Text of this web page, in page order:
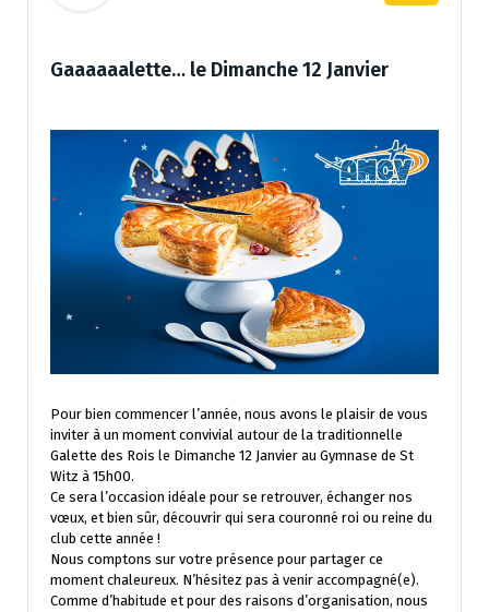
Gaaaaaalette… le Dimanche 12 Janvier
Pour bien commencer l’année, nous avons le plaisir de vous
inviter à un moment convivial autour de la traditionnelle
Galette des Rois le Dimanche 12 Janvier au Gymnase de St
Witz à 15h00.
Ce sera l’occasion idéale pour se retrouver, échanger nos
vœux, et bien sûr, découvrir qui sera couronné roi ou reine du
club cette année !
Nous comptons sur votre présence pour partager ce
moment chaleureux. N’hésitez pas à venir accompagné(e).
Comme d’habitude et pour des raisons d’organisation, nous